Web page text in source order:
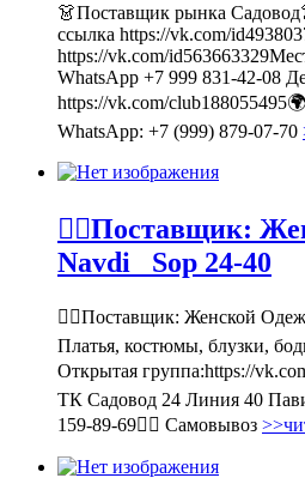
👗Поставщик рынка
ссылка https://vk.com/
https://vk.com/
WhatsApp +7 999 831-42-08
https://vk.com/
WhatsApp: +7 (999) 879-07-70
💁‍♂Поставщик:
Navdi _Sop 24-40
💁‍♂Поставщик: Женской
Платья, костюмы, блузки,
Открытая группа:https://
ТК Садовод 24 Линия 40
159-89-69🚶‍♀ Самовывоз